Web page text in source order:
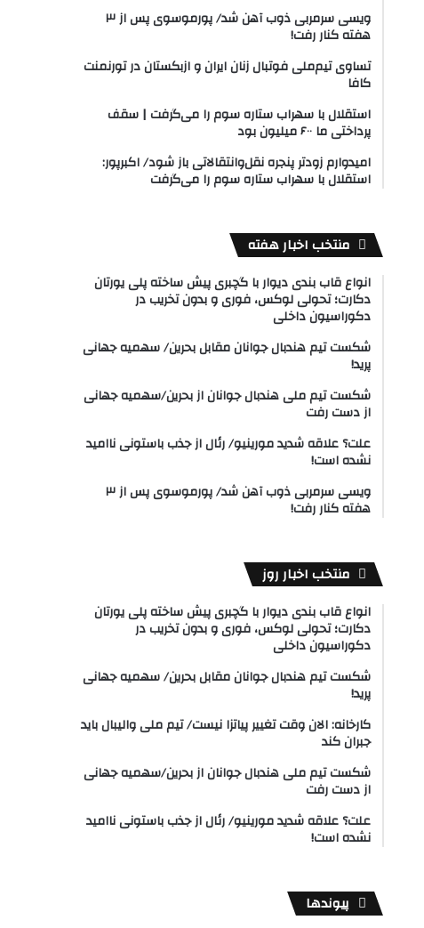
ویسی سرمربی ذوب آهن شد/ پورموسوی پس از ۳
هفته کنار رفت!
تساوی تیم‌ملی فوتبال زنان ایران و ازبکستان در تورنمنت
کافا
استقلال با سهراب ستاره سوم را می‌گرفت | سقف
پرداختی ما ۶۰۰ میلیون بود
امیدوارم زودتر پنجره نقل‌وانتقالاتی باز شود/ اکبرپور:
استقلال با سهراب ستاره سوم را می‌گرفت
منتخب اخبار هفته
انواع قاب بندی دیوار با گچبری پیش ساخته پلی یورتان
دکارت؛ تحولی لوکس، فوری و بدون تخریب در
دکوراسیون داخلی
شکست تیم هندبال جوانان مقابل بحرین/ سهمیه جهانی
پرید!
شکست تیم ملی هندبال جوانان از بحرین/سهمیه جهانی
از دست رفت
علت؟ علاقه شدید مورینیو/ رئال از جذب باستونی ناامید
نشده است!
ویسی سرمربی ذوب آهن شد/ پورموسوی پس از ۳
هفته کنار رفت!
منتخب اخبار روز
انواع قاب بندی دیوار با گچبری پیش ساخته پلی یورتان
دکارت؛ تحولی لوکس، فوری و بدون تخریب در
دکوراسیون داخلی
شکست تیم هندبال جوانان مقابل بحرین/ سهمیه جهانی
پرید!
کارخانه: الان وقت تغییر پیاتزا نیست/ تیم ملی والیبال باید
جبران کند
شکست تیم ملی هندبال جوانان از بحرین/سهمیه جهانی
از دست رفت
علت؟ علاقه شدید مورینیو/ رئال از جذب باستونی ناامید
نشده است!
پیوندها